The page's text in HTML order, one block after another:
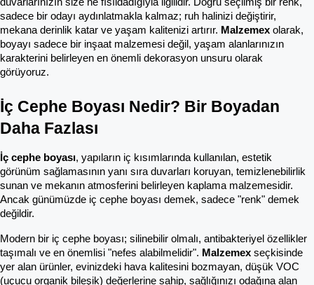
sadece bir odayı aydınlatmakla kalmaz; ruh halinizi değiştirir,
mekana derinlik katar ve yaşam kalitenizi artırır. Malzemex olarak,
boyayı sadece bir inşaat malzemesi değil, yaşam alanlarınızın
karakterini belirleyen en önemli dekorasyon unsuru olarak
görüyoruz.
İç Cephe Boyası Nedir? Bir Boyadan
Daha Fazlası
İç cephe boyası, yapıların iç kısımlarında kullanılan, estetik
görünüm sağlamasının yanı sıra duvarları koruyan, temizlenebilirlik
sunan ve mekanın atmosferini belirleyen kaplama malzemesidir.
Ancak günümüzde iç cephe boyası demek, sadece "renk" demek
değildir.
Modern bir iç cephe boyası; silinebilir olmalı, antibakteriyel özellikler
taşımalı ve en önemlisi "nefes alabilmelidir". Malzemex seçkisinde
yer alan ürünler, evinizdeki hava kalitesini bozmayan, düşük VOC
(uçucu organik bileşik) değerlerine sahip, sağlığınızı odağına alan